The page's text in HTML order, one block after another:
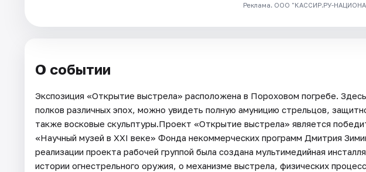
Реклама. ООО "КАССИР.РУ-
О событии
Экспозиция «Открытие выстрела» расположена в Пороховом погребе.
полков различных эпох, можно увидеть полную амуницию стрельцов,
также восковые скульптуры.Проект «Открытие выстрела» является
«Научный музей в XXI веке» Фонда некоммерческих программ Дмитрия
реализации проекта рабочей группой была создана мультимедийная
истории огнестрельного оружия, о механизме выстрела, физических